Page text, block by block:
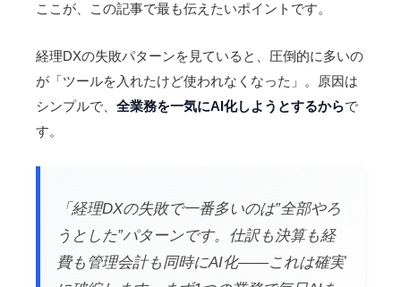
ここが、この記事で最も伝えたいポイントです。
経理DXの失敗パターンを見ていると、圧倒的に多いの
が「ツールを入れたけど使われなくなった」。原因は
シンプルで、 全業務を一気にAI化しようとするからで
す。
「経理DXの失敗で一番多いのは”全部やろ
うとした”パターンです。仕訳も決算も経
費も管理会計も同時にAI化——これは確実